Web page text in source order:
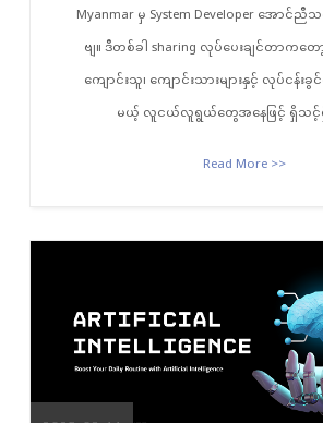
Myanmar မှ System Developer အောင်
ဗျ။ ဒီတစ်ခါ sharing လုပ်ပေးချင်တာက
ကျောင်းသူ၊ ကျောင်းသားများနှင့် လုပ်ငန်း
မယ့် လူငယ်လူရွယ်တွေအနေဖြင့် ရှိ
Read More >>